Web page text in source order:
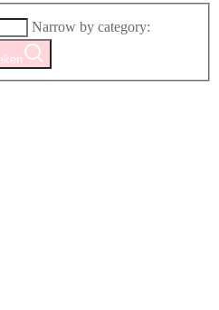
Narrow by category: